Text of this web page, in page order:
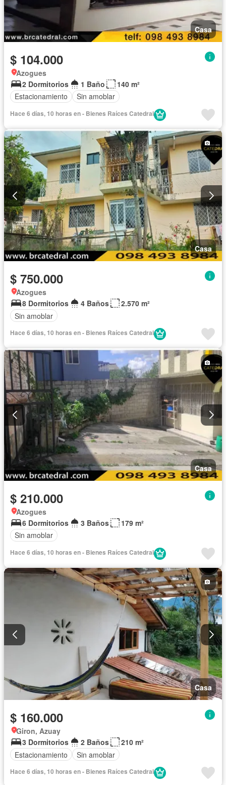
Casa
$ 104.000
Azogues
2 Dormitorios
1 Baño
140 m²
Estacionamiento
Sin amoblar
Hace 6 días, 10 horas en - Bienes Raíces Catedral
Casa
$ 750.000
Azogues
8 Dormitorios
4 Baños
2.570 m²
Sin amoblar
Hace 6 días, 10 horas en - Bienes Raíces Catedral
Casa
$ 210.000
Azogues
6 Dormitorios
3 Baños
179 m²
Sin amoblar
Hace 6 días, 10 horas en - Bienes Raíces Catedral
Casa
$ 160.000
Giron, Azuay
3 Dormitorios
2 Baños
210 m²
Estacionamiento
Sin amoblar
Hace 6 días, 10 horas en - Bienes Raíces Catedral